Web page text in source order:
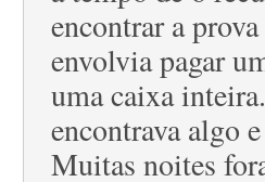
encontrar a
envolvia pagar
uma caixa
encontrava algo
Muitas noites